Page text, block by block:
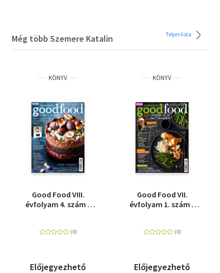
Még több Szemere Katalin Teljes lista
KÖNYV
Good Food VIII.
évfolyam 4. szám -
Előjegyezhető
KÖNYV
Good Food VII.
évfolyam 1. szám -
Előjegyezhető